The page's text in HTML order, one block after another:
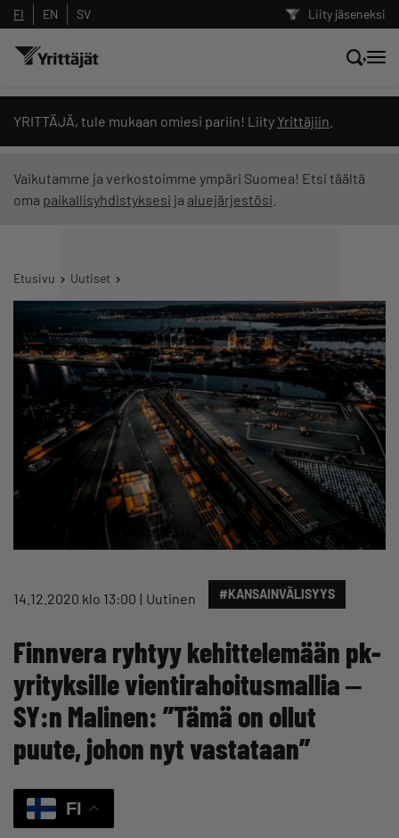
Liity jäseneksi
FI EN SV
YRITTÄJÄ, tule mukaan omiesi pariin! Liity Yrittäjiin
Vaikutamme ja verkostoimme ympäri Suomea! Etsi täältä
oma paikallisyhdistyksesi ja aluejärjestösi
Etusivu Uutiset
14.12.2020 klo 13:00 Uutinen #KANSAINVÄLISYYS
Finnvera ryhtyy kehittelemään pk-
yrityksille vientirahoitusmallia ‒
SY:n Malinen: ”Tämä on ollut
puute, johon nyt vastataan”
FI
Hae sivustolta tai kysy suoraan
Yrittäjien tekoälyltä
Suodata hakutuloksia: näytä kaikki sisältö